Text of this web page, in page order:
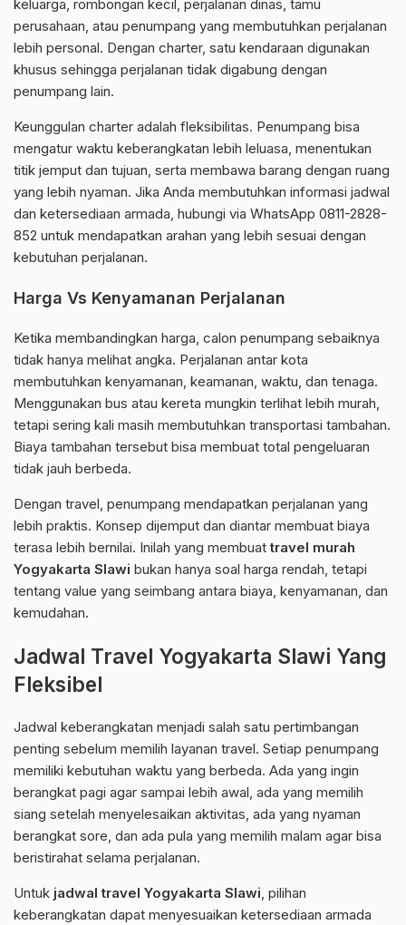
keluarga, rombongan kecil, perjalanan dinas, tamu
perusahaan, atau penumpang yang membutuhkan perjalanan
lebih personal. Dengan charter, satu kendaraan digunakan
khusus sehingga perjalanan tidak digabung dengan
penumpang lain.
Keunggulan charter adalah fleksibilitas. Penumpang bisa
mengatur waktu keberangkatan lebih leluasa, menentukan
titik jemput dan tujuan, serta membawa barang dengan ruang
yang lebih nyaman. Jika Anda membutuhkan informasi jadwal
dan ketersediaan armada, hubungi via WhatsApp 0811-2828-
852 untuk mendapatkan arahan yang lebih sesuai dengan
kebutuhan perjalanan.
Harga Vs Kenyamanan Perjalanan
Ketika membandingkan harga, calon penumpang sebaiknya
tidak hanya melihat angka. Perjalanan antar kota
membutuhkan kenyamanan, keamanan, waktu, dan tenaga.
Menggunakan bus atau kereta mungkin terlihat lebih murah,
tetapi sering kali masih membutuhkan transportasi tambahan.
Biaya tambahan tersebut bisa membuat total pengeluaran
tidak jauh berbeda.
Dengan travel, penumpang mendapatkan perjalanan yang
lebih praktis. Konsep dijemput dan diantar membuat biaya
terasa lebih bernilai. Inilah yang membuattravel murah
Yogyakarta Slawi bukan hanya soal harga rendah, tetapi
tentang value yang seimbang antara biaya, kenyamanan, dan
kemudahan.
Jadwal Travel Yogyakarta Slawi Yang
Fleksibel
Jadwal keberangkatan menjadi salah satu pertimbangan
penting sebelum memilih layanan travel. Setiap penumpang
memiliki kebutuhan waktu yang berbeda. Ada yang ingin
berangkat pagi agar sampai lebih awal, ada yang memilih
siang setelah menyelesaikan aktivitas, ada yang nyaman
berangkat sore, dan ada pula yang memilih malam agar bisa
beristirahat selama perjalanan.
Untuk jadwal travel Yogyakarta Slawi, pilihan
keberangkatan dapat menyesuaikan ketersediaan armada